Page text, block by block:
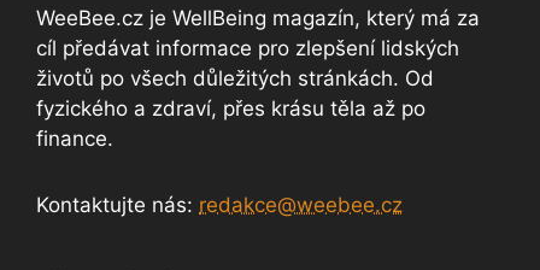
WeeBee.cz je WellBeing magazín, který má za
cíl předávat informace pro zlepšení lidských
životů po všech důležitých stránkách. Od
fyzického a zdraví, přes krásu těla až po
finance.
Kontaktujte nás: redakce@weebee.cz